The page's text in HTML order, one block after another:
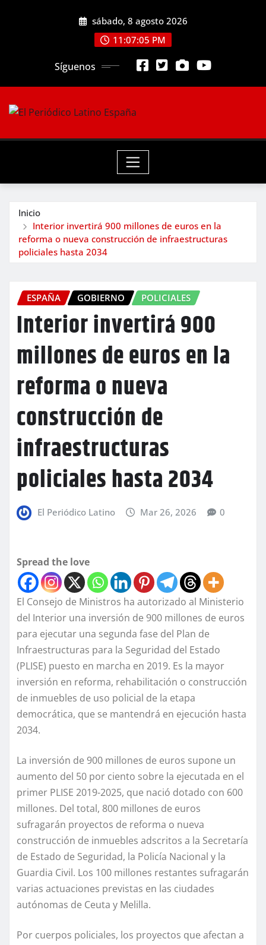
sábado, 8 agosto 2026
11:07:06 PM
Síguenos
Inicio
Interior invertirá 900 millones de euros en la
reforma o nueva construcción de infraestructuras
policiales hasta 2034
ESPAÑA GOBIERNO POLICIALES
Interior invertirá 900
millones de euros en la
reforma o nueva
construcción de
infraestructuras
policiales hasta 2034
El Periódico Latino Mar 26, 2026 0
Spread the love
El Consejo de Ministros ha autorizado al Ministerio
del Interior una inversión de 900 millones de euros
para ejecutar una segunda fase del Plan de
Infraestructuras para la Seguridad del Estado
(PLISE) puesto en marcha en 2019. Es la mayor
inversión en reforma, rehabilitación o construcción
de inmuebles de uso policial de la etapa
democrática, que se mantendrá en ejecución hasta
2034.
La inversión de 900 millones de euros supone un
aumento del 50 por ciento sobre la ejecutada en el
primer PLISE 2019-2025, que nació dotado con 600
millones. Del total, 800 millones de euros
sufragarán proyectos de reforma o nueva
construcción de inmuebles adscritos a la Secretaría
de Estado de Seguridad, la Policía Nacional y la
Guardia Civil. Los 100 millones restantes sufragarán
varias actuaciones previstas en las ciudades
autónomas de Ceuta y Melilla.
Por cuerpos policiales, los proyectos que afectan a